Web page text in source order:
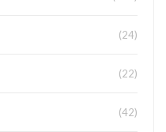
(24)
(22)
(42)